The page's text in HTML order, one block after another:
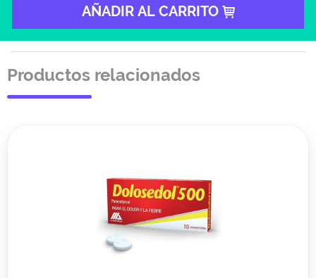
AÑADIR AL CARRITO
Productos relacionados